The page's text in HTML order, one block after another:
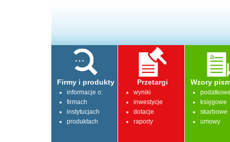
Firmy i produkty
informacje o:
firmach
instytucjach
produktach
Przetargi
wyniki
inwestycje
dotacje
raporty
Wzory
księgowe
skarbowe
umowy